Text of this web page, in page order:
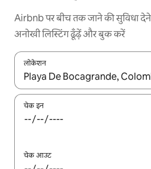
Airbnb पर बीच तक जाने की सुविधा देने
अनोखी लिस्टिंग ढूँढ़ें और बुक करें
लोकेशन
नतीजों के उपलब्ध होने पर, अप और डाउन
चेक इन
चेक आउट